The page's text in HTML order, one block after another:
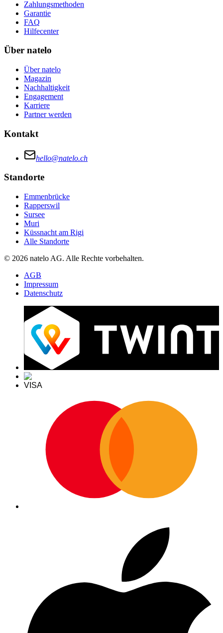
Zahlungsmethoden
Garantie
FAQ
Hilfecenter
Über natelo
Über natelo
Magazin
Nachhaltigkeit
Engagement
Karriere
Partner werden
Kontakt
hello@natelo.ch
Standorte
Emmenbrücke
Rapperswil
Sursee
Muri
Küssnacht am Rigi
Alle Standorte
© 2026 natelo AG. Alle Rechte vorbehalten.
AGB
Impressum
Datenschutz
VISA